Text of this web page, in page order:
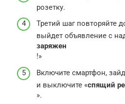
розетку.
Третий шаг повторяйте
выйдет объявление с
заряжен
!»
Включите смартфон,
и выключите «спящий
».